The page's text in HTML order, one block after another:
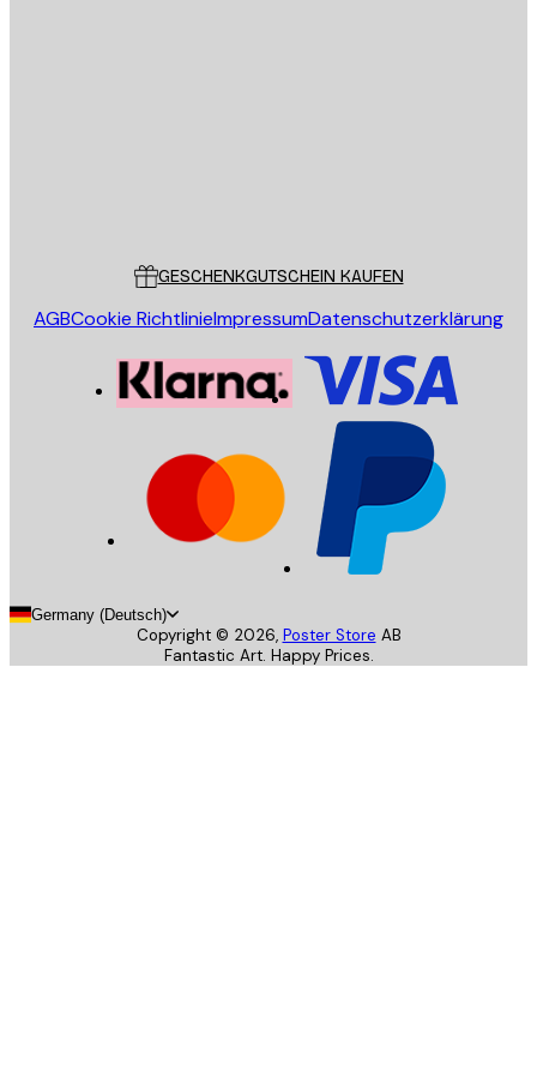
GESCHENKGUTSCHEIN KAUFEN
AGBCookie RichtlinieImpressumDatenschutzerklärung
Germany (Deutsch)
Copyright © 2026, Poster Store AB
Fantastic Art. Happy Prices.